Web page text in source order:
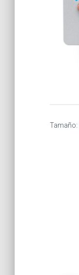
Tamaño: